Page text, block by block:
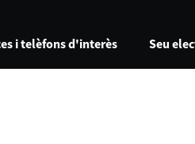
i telèfons d'interès Seu